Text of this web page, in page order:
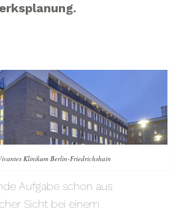
Klinikum Berlin-Friedrichshain
Aufgabe schon aus
Sicht bei einem